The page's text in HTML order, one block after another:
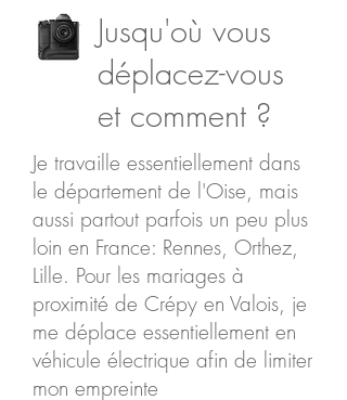
Jusqu'où vous
déplacez-vous
et comment ?
Je travaille essentiellement dans
le département de l'Oise, mais
aussi partout parfois un peu plus
loin en France: Rennes, Orthez,
Lille. Pour les mariages à
proximité de Crépy en Valois, je
me déplace essentiellement en
véhicule électrique afin de limiter
mon empreinte